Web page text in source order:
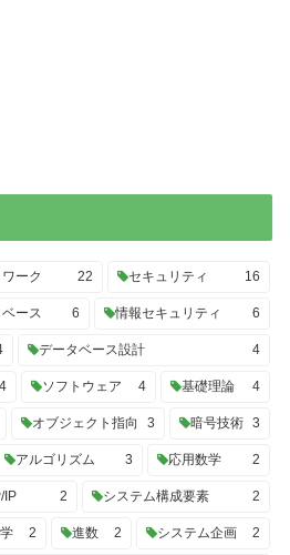
ーク 22 セキュリティ 16
ース 6 情報セキュリティ 6
データベース設計 4
4 ソフトウェア 4 基礎理論 4
オブジェクト指向 3 暗号技術 3
アルゴリズム 3 応用数学 2
IP 2 システム構成要素 2
2 進数 2 システム企画 2